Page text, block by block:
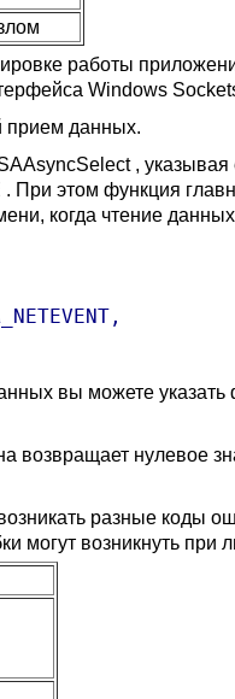
работы
Windows
прием данных.
, указывая
этом функция
когда чтение
вы можете
возвращает нулевое
разные коды
возникнуть при